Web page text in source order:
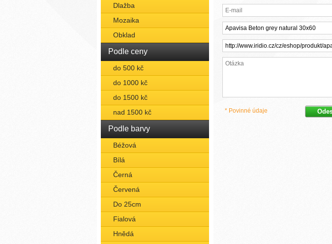
Dlažba
Mozaika
Obklad
Podle ceny
do 500 kč
do 1000 kč
do 1500 kč
nad 1500 kč
Podle barvy
Béžová
Bílá
Černá
Červená
Do 25cm
Fialová
Hnědá
* Povinné údaje